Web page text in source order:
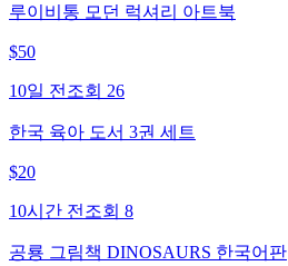
루이비통 모던 럭셔리 아트북
$50
10일 전 조회 26
한국 육아 도서 3권 세트
$20
10시간 전 조회 8
공룡 그림책 DINOSAURS 한국어판